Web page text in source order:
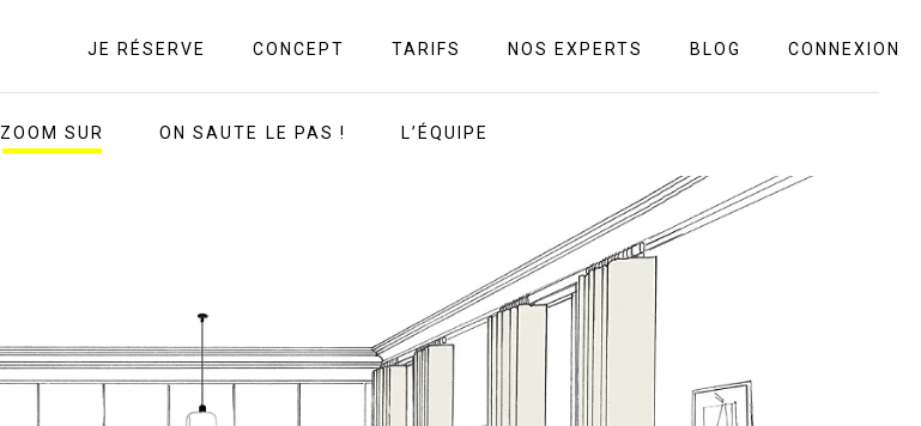
JE RÉSERVE CONCEPT TARIFS NOS EXPERTS BLOG CONNEXION
ZOOM SUR ON SAUTE LE PAS ! L’ÉQUIPE